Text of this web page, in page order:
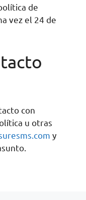
de
vez el 24 de
con
u otras
y